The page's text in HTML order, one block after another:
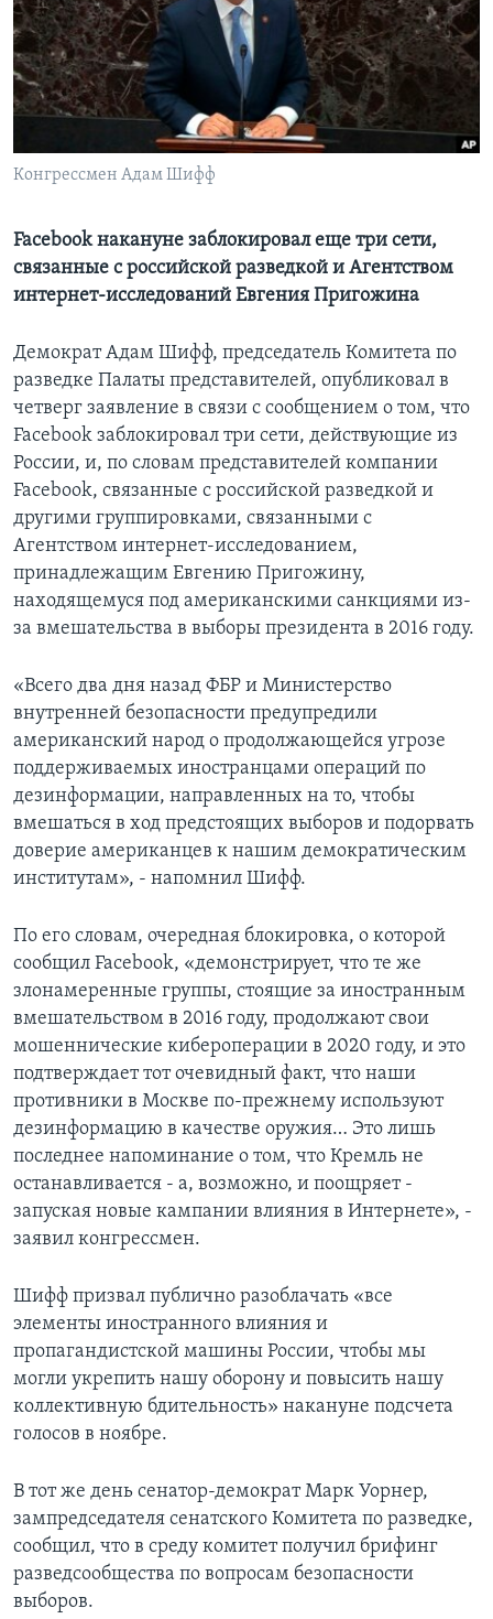
Learning English
СОЦИАЛЬНЫЕ СЕТИ
Конгрессмен Адам Шифф
Facebook накануне заблокировал еще три сети,
связанные с российской разведкой и Агентством
интернет-исследований Евгения Пригожина
Демократ Адам Шифф, председатель Комитета по
разведке Палаты представителей, опубликовал в
четверг заявление в связи с сообщением о том, что
Facebook заблокировал три сети, действующие из
России, и, по словам представителей компании
Facebook, связанные с российской разведкой и
другими группировками, связанными с
Агентством интернет-исследованием,
принадлежащим Евгению Пригожину,
находящемуся под американскими санкциями из-
за вмешательства в выборы президента в 2016 году.
«Всего два дня назад ФБР и Министерство
внутренней безопасности предупредили
американский народ о продолжающейся угрозе
поддерживаемых иностранцами операций по
дезинформации, направленных на то, чтобы
вмешаться в ход предстоящих выборов и подорвать
доверие американцев к нашим демократическим
институтам», - напомнил Шифф.
По его словам, очередная блокировка, о которой
сообщил Facebook, «демонстрирует, что те же
злонамеренные группы, стоящие за иностранным
вмешательством в 2016 году, продолжают свои
мошеннические кибероперации в 2020 году, и это
подтверждает тот очевидный факт, что наши
противники в Москве по-прежнему используют
дезинформацию в качестве оружия… Это лишь
последнее напоминание о том, что Кремль не
останавливается - а, возможно, и поощряет -
запуская новые кампании влияния в Интернете», -
заявил конгрессмен.
Шифф призвал публично разоблачать «все
элементы иностранного влияния и
пропагандистской машины России, чтобы мы
могли укрепить нашу оборону и повысить нашу
коллективную бдительность» накануне подсчета
голосов в ноябре.
В тот же день сенатор-демократ Марк Уорнер,
зампредседателя сенатского Комитета по разведке,
сообщил, что в среду комитет получил брифинг
разведсообщества по вопросам безопасности
выборов.